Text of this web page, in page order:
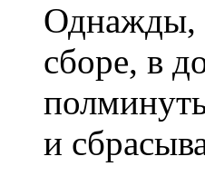
Однажды,
сборе, в
и